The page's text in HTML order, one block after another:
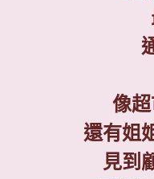
像
還有姐
見到